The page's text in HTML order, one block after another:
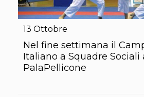
13 Ottobre
Nel fine settimana il
Italiano a Squadre Sociali
PalaPellicone